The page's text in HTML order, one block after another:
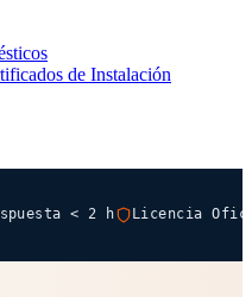
de Instalación
< 2 h Licencia